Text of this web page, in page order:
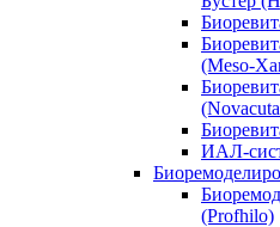
(Meso-
ИАЛ-
(Profhilo)